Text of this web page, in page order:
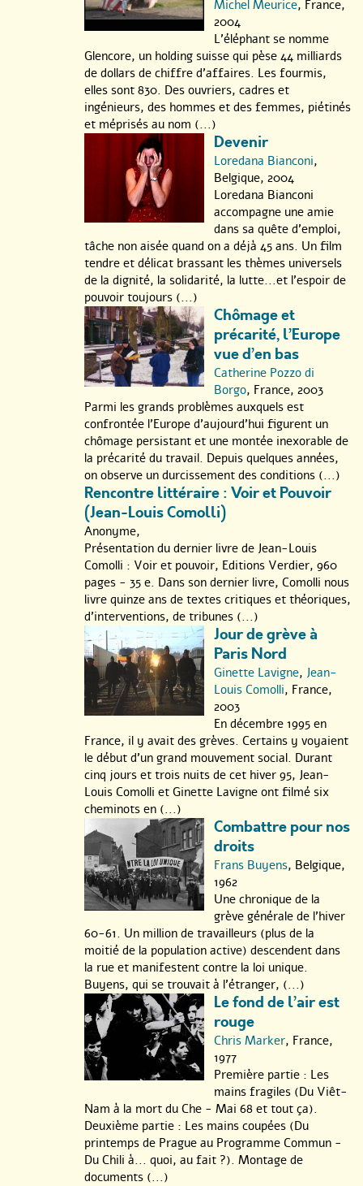
Michel Meurice, France,
2004
L’éléphant se nomme
Glencore, un holding suisse qui pèse 44 milliards
de dollars de chiffre d’affaires. Les fourmis,
elles sont 830. Des ouvriers, cadres et
ingénieurs, des hommes et des femmes, piétinés
et méprisés au nom (...)
Devenir
Loredana Bianconi,
Belgique, 2004
Loredana Bianconi
accompagne une amie
dans sa quête d’emploi,
tâche non aisée quand on a déjà 45 ans. Un film
tendre et délicat brassant les thèmes universels
de la dignité, la solidarité, la lutte...et l’espoir de
pouvoir toujours (...)
Chômage et
précarité, l’Europe
vue d’en bas
Catherine Pozzo di
Borgo, France, 2003
Parmi les grands problèmes auxquels est
confrontée l’Europe d’aujourd’hui figurent un
chômage persistant et une montée inexorable de
la précarité du travail. Depuis quelques années,
on observe un durcissement des conditions (...)
Rencontre littéraire : Voir et Pouvoir
(Jean-Louis Comolli)
Anonyme,
Présentation du dernier livre de Jean-Louis
Comolli : Voir et pouvoir, Editions Verdier, 960
pages - 35 e. Dans son dernier livre, Comolli nous
livre quinze ans de textes critiques et théoriques,
d’interventions, de tribunes (...)
Jour de grève à
Paris Nord
Ginette Lavigne, Jean-
Louis Comolli, France,
2003
En décembre 1995 en
France, il y avait des grèves. Certains y voyaient
le début d’un grand mouvement social. Durant
cinq jours et trois nuits de cet hiver 95, Jean-
Louis Comolli et Ginette Lavigne ont filmé six
cheminots en (...)
Combattre pour nos
droits
Frans Buyens, Belgique,
1962
Une chronique de la
grève générale de l’hiver
60-61. Un million de travailleurs (plus de la
moitié de la population active) descendent dans
la rue et manifestent contre la loi unique.
Buyens, qui se trouvait à l’étranger, (...)
Le fond de l’air est
rouge
Chris Marker, France,
1977
Première partie : Les
mains fragiles (Du Viêt-
Nam à la mort du Che - Mai 68 et tout ça).
Deuxième partie : Les mains coupées (Du
printemps de Prague au Programme Commun -
Du Chili à... quoi, au fait ?). Montage de
documents (...)